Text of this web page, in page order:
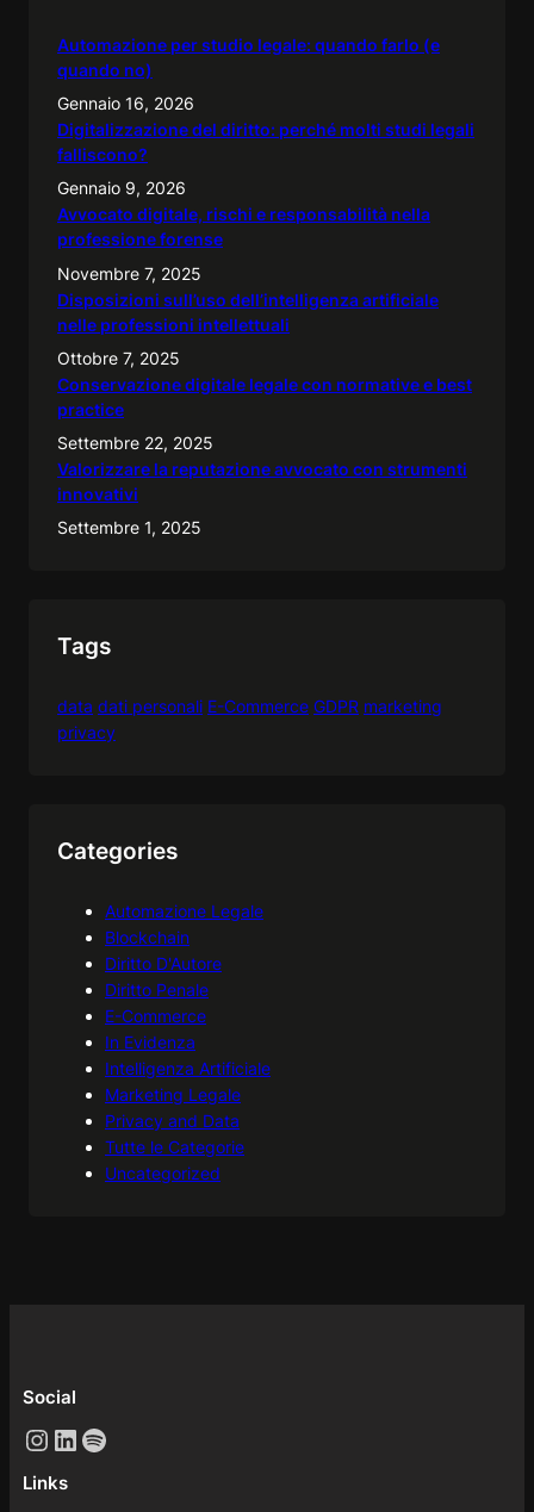
Automazione per studio legale: quando farlo (e
quando no)
Gennaio 16, 2026
Digitalizzazione del diritto: perché molti studi legali
falliscono?
Gennaio 9, 2026
Avvocato digitale, rischi e responsabilità nella
professione forense
Novembre 7, 2025
Disposizioni sull’uso dell’intelligenza artificiale
nelle professioni intellettuali
Ottobre 7, 2025
Conservazione digitale legale con normative e best
practice
Settembre 22, 2025
Valorizzare la reputazione avvocato con strumenti
innovativi
Settembre 1, 2025
Tags
data dati personali E-Commerce GDPR marketing
privacy
Categories
Automazione Legale
Blockchain
Diritto D'Autore
Diritto Penale
E-Commerce
In Evidenza
Intelligenza Artificiale
Marketing Legale
Privacy and Data
Tutte le Categorie
Uncategorized
Social
Instagram LinkedIn Spotify
Links